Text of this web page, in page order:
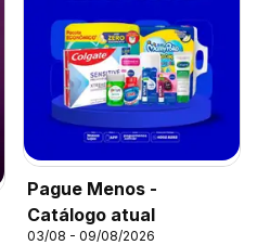
Pague Menos -
Catálogo atual
03/08 - 09/08/2026